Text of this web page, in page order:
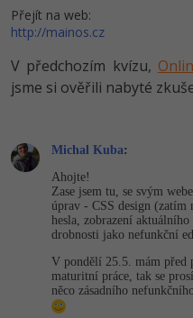
Copywriter
WordPress
Algoritmy
Umělá
Fórum
Time management
Windows
Kybernetická
Fórum
Ostatní
Fórum
Blog
Kariéra
Pro firmy
Přejít na web:
http://mainos.cz
V předchozím kvízu,
jsme si ověřili nabyté
Michal Kuba:
Ahojte!
Zase jsem tu, se svým
úprav - CSS design (zatím
hesla, zobrazení
drobnosti jako nefunkční
V pondělí 25.5. mám před
maturitní práce, tak se
něco zásadního